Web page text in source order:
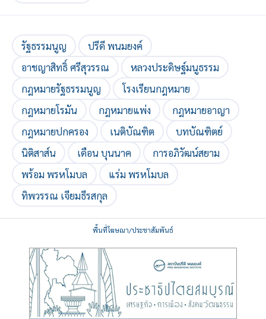
รัฐธรรมนูญ
ปรีดี พนมยงค์
อาชญาสิทธิ์ ศรีสุวรรณ
หลวงประดิษฐ์มนูธรรม
กฎหมายรัฐธรรมนูญ
โรงเรียนกฎหมาย
กฎหมายโรมัน
กฎหมายแพ่ง
กฎหมายอาญา
กฎหมายปกครอง
เนติบัณฑิต
บทบัณฑิตย์
นิติสาส์น
เดือน บุนนาค
การอภิวัฒน์สยาม
พร้อม พรหโมบล
แร่ม พรหโมบล
ทิพวรรณ เจียมธีรสกุล
พื้นที่โฆษณา/ประชาสัมพันธ์